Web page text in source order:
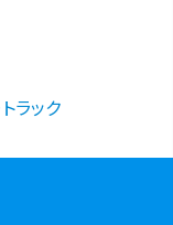
ラック